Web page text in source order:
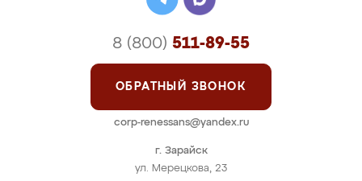
г. Зарайск
ул. Мерецкова, 23
8 (800) 511-89-55
ОБРАТНЫЙ ЗВОНОК
corp-renessans@yandex.ru